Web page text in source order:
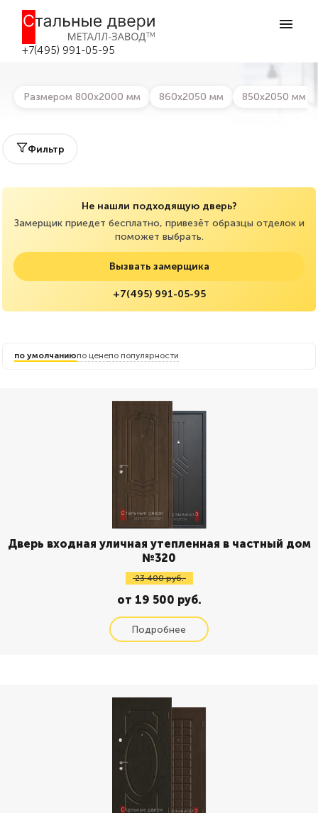
+7(495) 991-05-95
двери в дом
Входные уличные двери в дом в
Москве
Размером 800х2000 мм 860х2050 мм 850х2050 мм
Фильтр
Не нашли подходящую дверь?
Замерщик приедет бесплатно, привезёт образцы отделок и
поможет выбрать.
Вызвать замерщика
+7(495) 991-05-95
по умолчаниюпо ценепо популярности
Дверь входная уличная утепленная в частный дом
№320
23 400 руб.
от 19 500 руб.